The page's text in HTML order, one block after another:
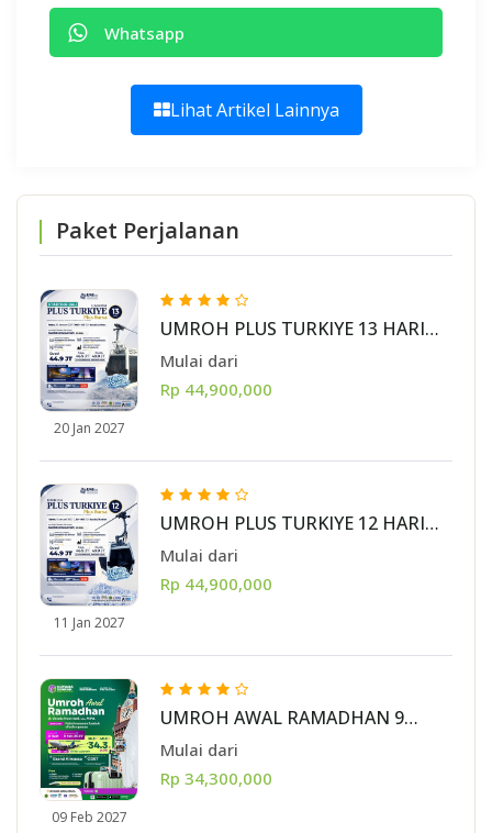
Whatsapp
Lihat Artikel Lainnya
Paket Perjalanan
20 Jan 2027
UMROH PLUS TURKIYE 13 HARI
PLUS BURSA STARTING BALI 20
Mulai dari
Rp 44,900,000
11 Jan 2027
UMROH PLUS TURKIYE 12 HARI
PLUS BURSA 11 JANUARI 2027
Mulai dari
Rp 44,900,000
09 Feb 2027
UMROH AWAL RAMADHAN 9
FEBRUARI 2027 (9 HARI)
Mulai dari
Rp 34,300,000